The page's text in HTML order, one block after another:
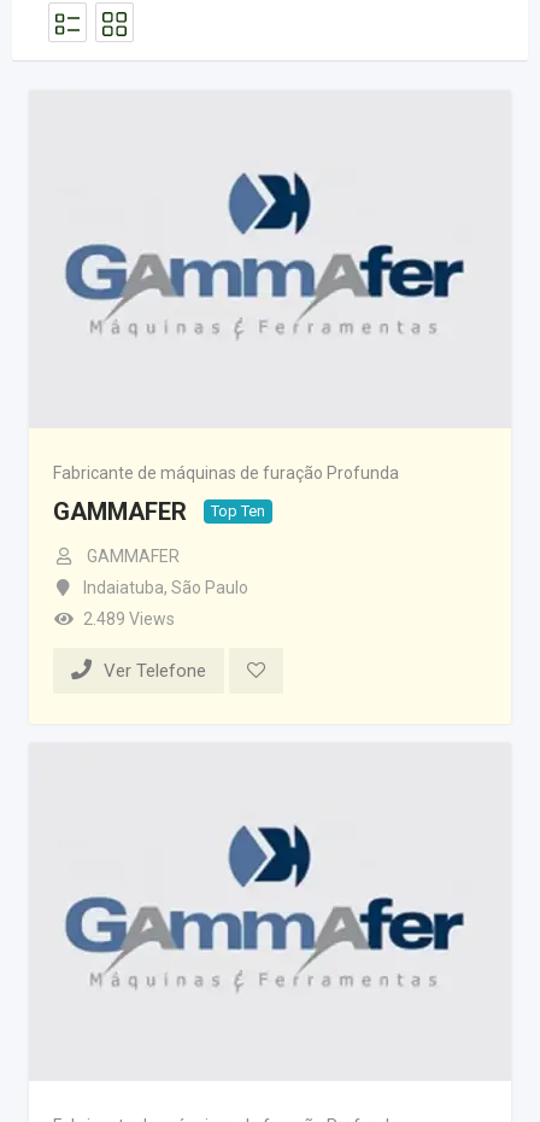
Fabricante de máquinas de furação Profunda
GAMMAFER Top Ten
GAMMAFER
Indaiatuba, São Paulo
2.489 Views
Ver Telefone